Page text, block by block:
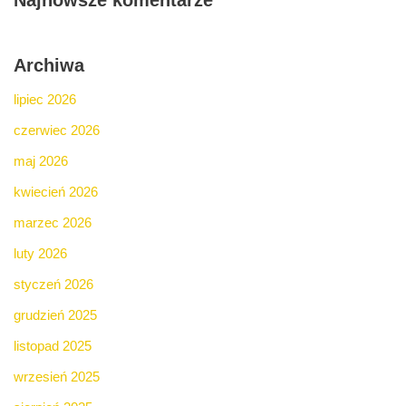
Archiwa
lipiec 2026
czerwiec 2026
maj 2026
kwiecień 2026
marzec 2026
luty 2026
styczeń 2026
grudzień 2025
listopad 2025
wrzesień 2025